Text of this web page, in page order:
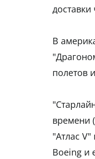
В
полетов
времени
"Атлас
Boeing и